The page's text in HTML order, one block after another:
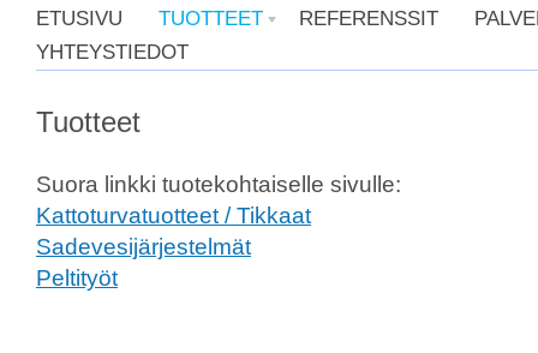
ETUSIVU TUOTTEET REFERENSSIT
YHTEYSTIEDOT
Tuotteet
Suora linkki tuotekohtaiselle sivulle:
Kattoturvatuotteet / Tikkaat
Sadevesijärjestelmät
Peltityöt